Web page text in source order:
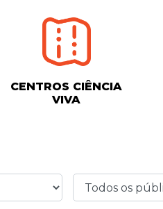
CENTROS CIÊNCIA
VIVA